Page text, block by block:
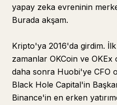
yapay zeka evreninin
Burada akşam.
Kripto'ya 2016'da girdim.
zamanlar OKCoin ve OKEx
daha sonra Huobi'ye CFO
Black Hole Capital'in
Binance'in en erken